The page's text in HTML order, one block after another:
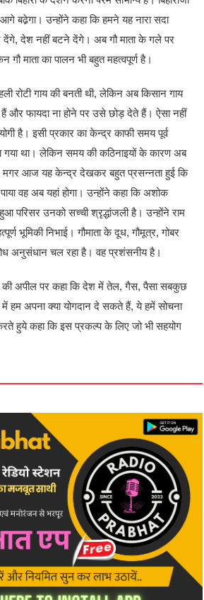
बढे़गा। उन्होंने कहा कि हमने यह नारा सदा
देंगे, देश नहीं बटने देंगे। अब गौ माता के गले पर
माता का पालन भी बहुत महत्वपूर्ण है।
रोटी गाय की बनती थी, लेकिन अब किसान गाय
और फायदा ना होने पर उसे छोड़ देते हैं। ऐसा नहीं
है। इसी प्रकार का केन्द्र काफी समय पूर्व
गया था। लेकिन समय की कठिनाइयों के कारण अब
मगर आज यह केन्द्र देखकर बहुत प्रसन्नता हुई कि
पाया वह अब यहां होगा। उन्होंने कहा कि अशोक
परिसर उनको सच्ची श्रृद्धांजली है। उन्होंने राम
भूमिकी निभाई। गौमाता के दूध, गौमूत्र, गोबर
अनुसंधान चल रहा है। वह प्रशंसनीय है।
की अपील पर कहा कि देश में तेल, गैस, पैसा सबकुछ
अपना क्या योगदान दे सकते हैं, ये हमें सोचना
करते हुये कहा कि इस प्रकल्प के लिए जो भी सहयोग